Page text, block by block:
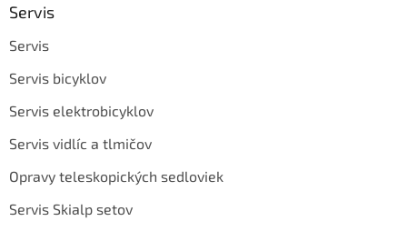
Servis
Servis
Servis bicyklov
Servis elektrobicyklov
Servis vidlíc a tlmičov
Opravy teleskopických sedloviek
Servis Skialp setov